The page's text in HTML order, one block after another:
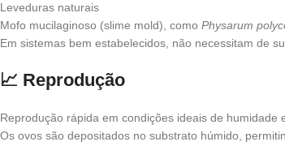
Leveduras naturais
Mofo mucilaginoso (slime mold), como Physarum
Em sistemas bem estabelecidos, não necessitam de
📈 Reprodução
Reprodução rápida em condições ideais de humidade
Os ovos são depositados no substrato húmido,